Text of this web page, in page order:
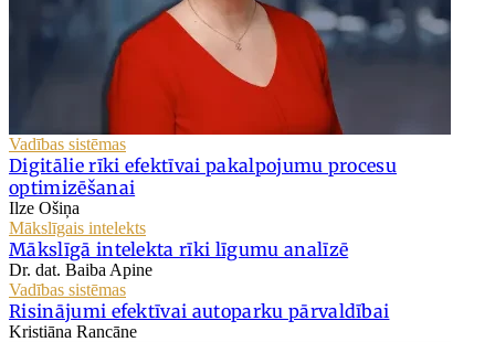
Vadības sistēmas
Digitālie rīki efektīvai pakalpojumu procesu
optimizēšanai
Ilze Ošiņa
Mākslīgais intelekts
Mākslīgā intelekta rīki līgumu analīzē
Dr. dat. Baiba Apine
Vadības sistēmas
Risinājumi efektīvai autoparku pārvaldībai
Kristiāna Rancāne